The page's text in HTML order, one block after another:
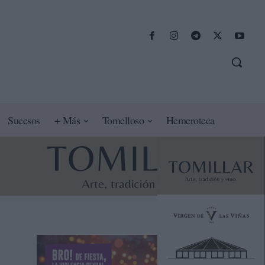
Sucesos + Más Tomelloso Hemeroteca